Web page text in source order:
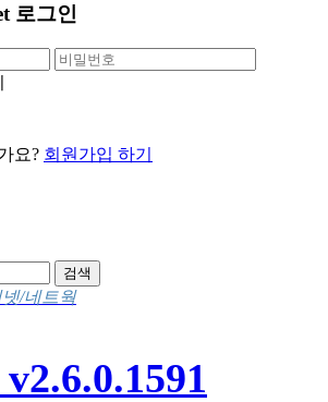
로그인
요? 회원가입 하기
검색
넷/네트웍